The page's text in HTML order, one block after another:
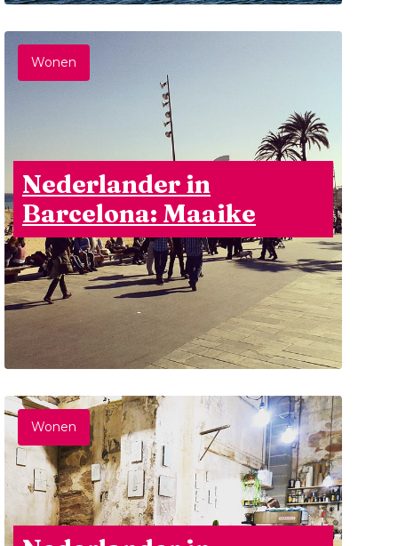
Wonen
Nederlander in
Barcelona: Maaike
Wonen